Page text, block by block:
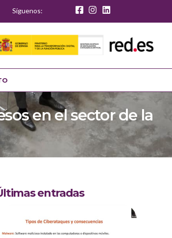
Síguenos:
en el sector de la
entradas